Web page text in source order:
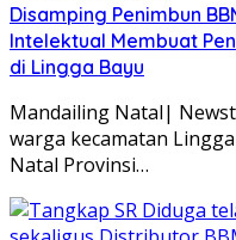
Disamping Penimbun
Intelektual Membuat
di Lingga Bayu
Mandailing Natal|
warga kecamatan
Natal Provinsi…